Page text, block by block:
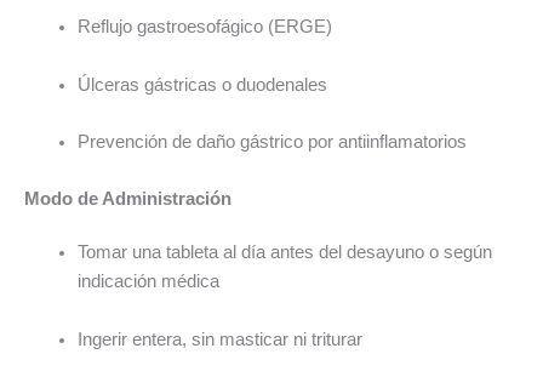
Reflujo gastroesofágico (ERGE)
Úlceras gástricas o duodenales
Prevención de daño gástrico por antiinflamatorios
Modo de Administración
Tomar una tableta al día antes del desayuno o según
indicación médica
Ingerir entera, sin masticar ni triturar